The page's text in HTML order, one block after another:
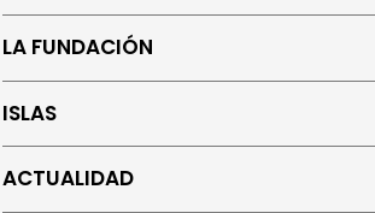
LA FUNDACIÓN
ISLAS
ACTUALIDAD